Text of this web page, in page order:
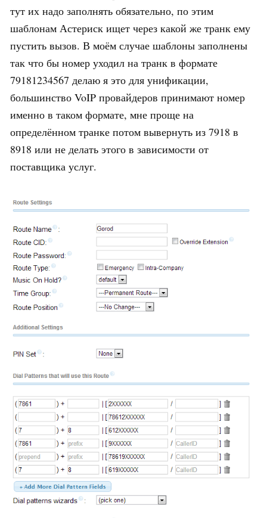
тут их надо заполнять обязательно, по этим
шаблонам Астериск ищет через какой же транк ему
пустить вызов. В моём случае шаблоны заполнены
так что бы номер уходил на транк в формате
79181234567 делаю я это для унификации,
большинство VoIP провайдеров принимают номер
именно в таком формате, мне проще на
определённом транке потом вывернуть из 7918 в
8918 или не делать этого в зависимости от
поставщика услуг.